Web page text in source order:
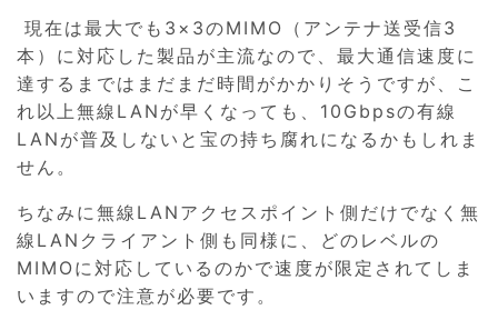
現在は最大でも3×3のMIMO（アンテナ送受信3
本）に対応した製品が主流なので、最大通信速度に
達するまではまだまだ時間がかかりそうですが、こ
れ以上無線LANが早くなっても、10Gbpsの有線
LANが普及しないと宝の持ち腐れになるかもしれま
せん。
ちなみに無線LANアクセスポイント側だけでなく無
線LANクライアント側も同様に、どのレベルの
MIMOに対応しているのかで速度が限定されてしま
いますので注意が必要です。